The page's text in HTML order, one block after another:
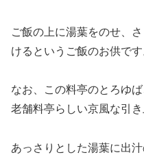
ご飯の上に湯葉をのせ、
けるというご飯のお供です
なお、この料亭のとろゆ
老舗料亭らしい京風な引き
あっさりとした湯葉に出